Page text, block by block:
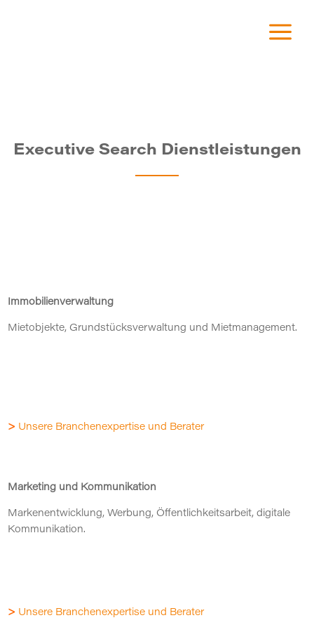
a
Executive Search Dienstleistungen
Immobilienverwaltung
Mietobjekte, Grundstücksverwaltung und Mietmanagement.
> Unsere Branchenexpertise und Berater
Marketing und Kommunikation
Markenentwicklung, Werbung, Öffentlichkeitsarbeit, digitale
Kommunikation.
> Unsere Branchenexpertise und Berater